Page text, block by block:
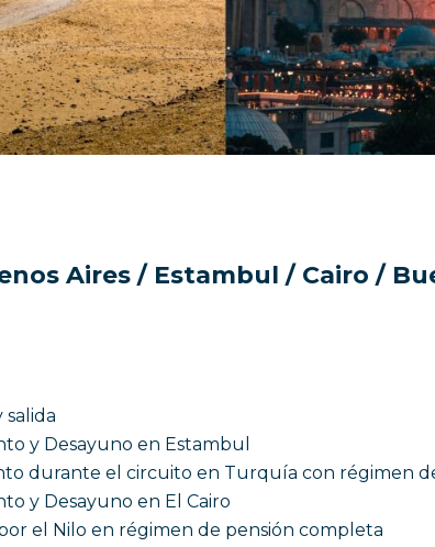
Aires / Estambul / Cairo /
salida
y Desayuno en Estambul
durante el circuito en Turquía con régimen
y Desayuno en El Cairo
el Nilo en régimen de pensión completa